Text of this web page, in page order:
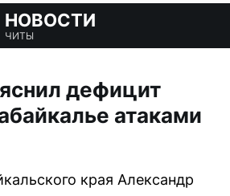
НОВОСТИ
ЧИТЫ
дефицит
атаками
края Александр